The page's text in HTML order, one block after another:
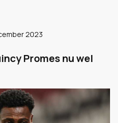
2023
Promes nu wel